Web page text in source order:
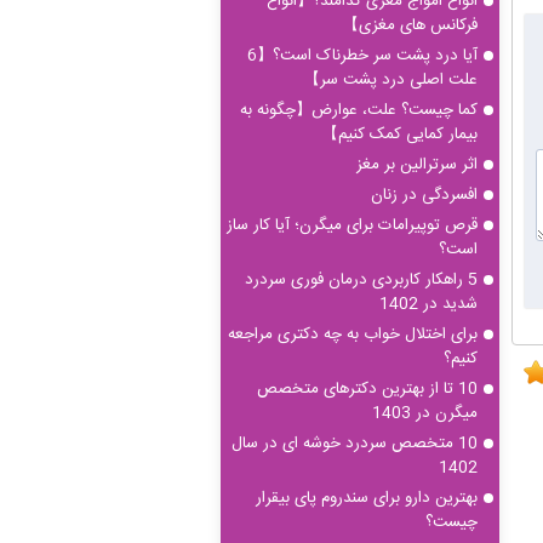
فرکانس های مغزی】
آیا درد پشت سر خطرناک است؟【6
علت اصلی درد پشت سر】
کما چیست؟ علت، عوارض【چگونه به
بیمار کمایی کمک کنیم】
اثر سرترالین بر مغز
افسردگی در زنان
قرص توپیرامات برای میگرن؛ آیا کار ساز
است؟
5 راهکار کاربردی درمان فوری سردرد
شدید در 1402
برای اختلال خواب به چه دکتری مراجعه
کنیم؟
10 تا از بهترین دکترهای متخصص
میگرن در 1403
10 متخصص سردرد خوشه ای در سال
1402
بهترین دارو برای سندروم پای بیقرار
چیست؟